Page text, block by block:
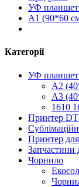
УФ
A1 (90*60
Категорії
УФ
A2
A3
1610
Принтер
Принтер для
Запчастини
Чорнило